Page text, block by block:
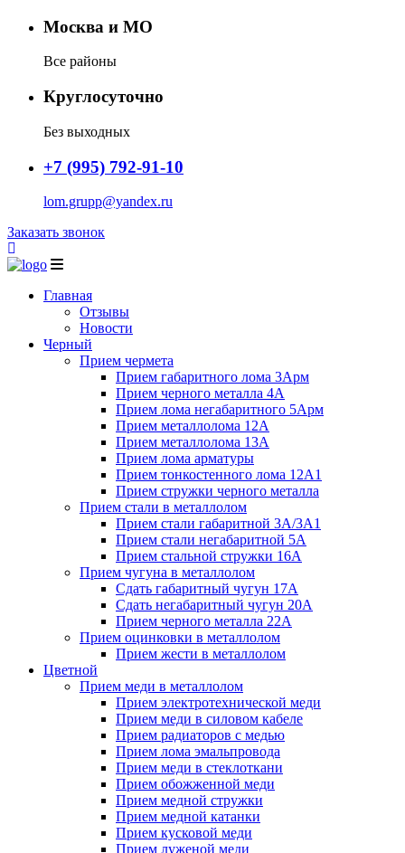
Москва и МО
Все районы
Круглосуточно
Без выходных
+7 (995) 792-91-10
lom.grupp@yandex.ru
Заказать звонок
Главная
Отзывы
Новости
Черный
Прием чермета
Прием габаритного лома 3Арм
Прием черного металла 4А
Прием лома негабаритного 5Арм
Прием металлолома 12А
Прием металлолома 13А
Прием лома арматуры
Прием тонкостенного лома 12А1
Прием стружки черного металла
Прием стали в металлолом
Прием стали габаритной 3А/3А1
Прием стали негабаритной 5А
Прием стальной стружки 16А
Прием чугуна в металлолом
Сдать габаритный чугун 17А
Сдать негабаритный чугун 20А
Прием черного металла 22А
Прием оцинковки в металлолом
Прием жести в металлолом
Цветной
Прием меди в металлолом
Прием электротехнической меди
Прием меди в силовом кабеле
Прием радиаторов с медью
Прием лома эмальпровода
Прием меди в стеклоткани
Прием обожженной меди
Прием медной стружки
Прием медной катанки
Прием кусковой меди
Прием луженой меди